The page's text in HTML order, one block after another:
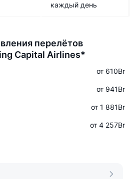
каждый день
перелётов
Capital Airlines*
от 610Br
от 941Br
от 1 881Br
от 4 257Br